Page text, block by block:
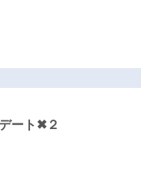
ート✖︎２